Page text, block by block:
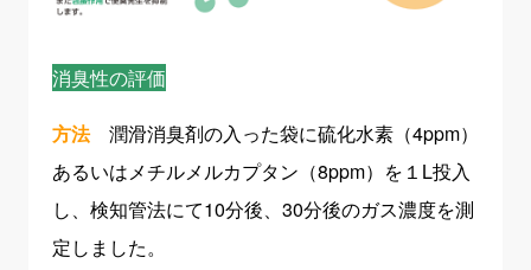
消臭性の評価
方法潤滑消臭剤の入った袋に硫化水素（4ppm）
あるいはメチルメルカプタン（8ppm）を１L投入
し、検知管法にて10分後、30分後のガス濃度を測
定しました。